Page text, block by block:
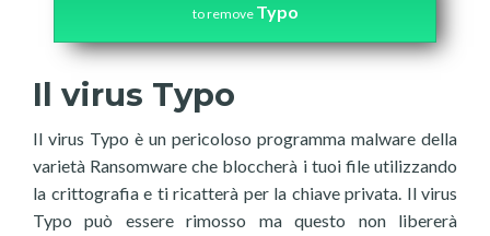
to remove Typo
Il virus Typo
Il virus Typo è un pericoloso programma malware della
varietà Ransomware che bloccherà i tuoi file utilizzando
la crittografia e ti ricatterà per la chiave privata. Il virus
Typo può essere rimosso ma questo non libererà